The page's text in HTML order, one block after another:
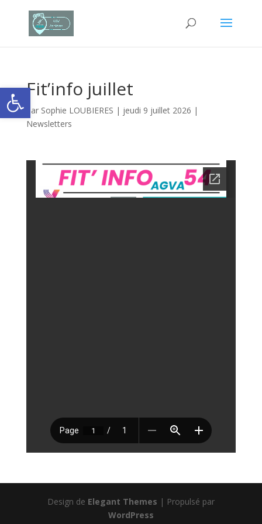
Ouvrir la barre d’outils
Fit’info juillet
par Sophie LOUBIERES | jeudi 9 juillet 2026 |
Newsletters
Design de Elegant Themes | Propulsé par
WordPress